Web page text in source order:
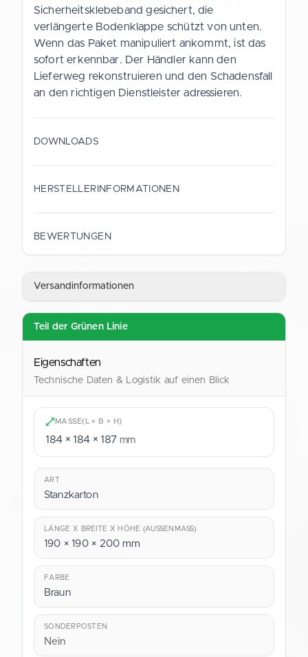
Sicherheitsklebeband gesichert, die
verlängerte Bodenklappe schützt von unten.
Wenn das Paket manipuliert ankommt, ist das
sofort erkennbar. Der Händler kann den
Lieferweg rekonstruieren und den Schadensfall
an den richtigen Dienstleister adressieren.
DOWNLOADS
PDF
HERSTELLERINFORMATIONEN
HERSTELLER
Gustav Schramm GmbH
28219 Bremen
BEWERTUNGEN
Versandinformationen
Teil der Grünen Linie
Eigenschaften
Technische Daten & Logistik auf einen Blick
MASSE(L × B × H)
184 × 184 × 187 mm
ART
Stanzkarton
LÄNGE X BREITE X HÖHE (AUSSENMASS)
190 × 190 × 200 mm
FARBE
Braun
SONDERPOSTEN
Nein